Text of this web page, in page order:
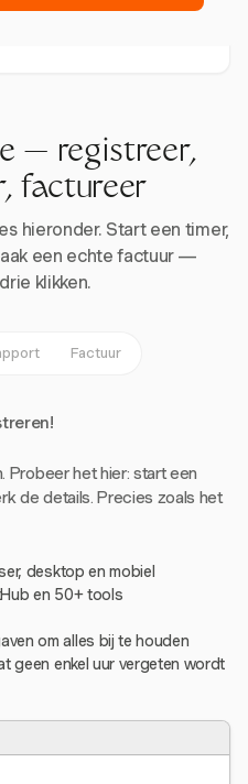
— registreer,
factureer
hieronder. Start een timer,
een echte factuur —
klikken.
Factuur
Probeer het hier: start een
de details. Precies zoals het
desktop en mobiel
en 50+ tools
om alles bij te houden
geen enkel uur vergeten wordt